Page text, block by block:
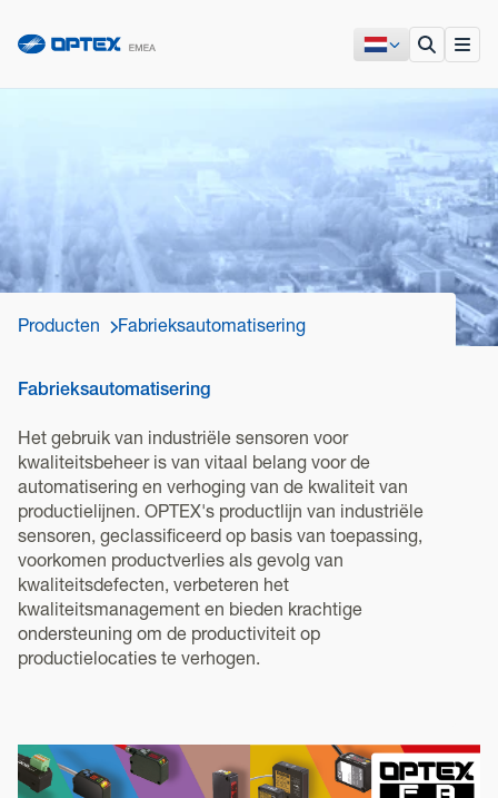
Producten Fabrieksautomatisering
Fabrieksautomatisering
Het gebruik van industriële sensoren voor
kwaliteitsbeheer is van vitaal belang voor de
automatisering en verhoging van de kwaliteit van
productielijnen. OPTEX's productlijn van industriële
sensoren, geclassificeerd op basis van toepassing,
voorkomen productverlies als gevolg van
kwaliteitsdefecten, verbeteren het
kwaliteitsmanagement en bieden krachtige
ondersteuning om de productiviteit op
productielocaties te verhogen.